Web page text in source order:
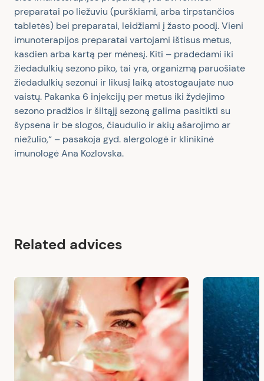
preparatai po liežuviu (purškiami, arba tirpstančios
tabletės) bei preparatai, leidžiami į žasto poodį. Vieni
imunoterapijos preparatai vartojami ištisus metus,
kasdien arba kartą per mėnesį. Kiti – pradedami iki
žiedadulkių sezono piko, tai yra, organizmą paruošiate
žiedadulkių sezonui ir likusį laiką atostogaujate nuo
vaistų. Pakanka 6 injekcijų per metus iki žydėjimo
sezono pradžios ir šiltąjį sezoną galima pasitikti su
šypsena ir be slogos, čiaudulio ir akių ašarojimo ar
niežulio,“ – pasakoja gyd. alergologė ir klinikinė
imunologė Ana Kozlovska.
Related advices